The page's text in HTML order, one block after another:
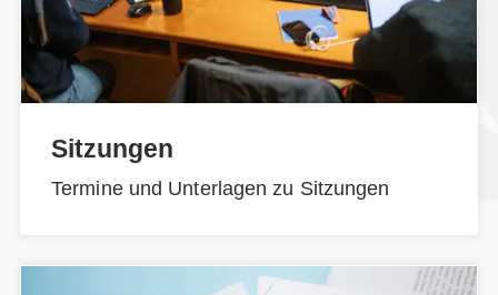
Sitzungen
Termine und Unterlagen zu Sitzungen